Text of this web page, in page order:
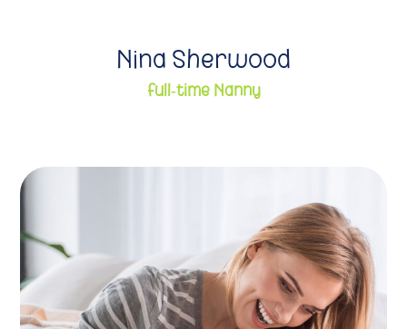
Nina Sherwood
Full-time Nanny